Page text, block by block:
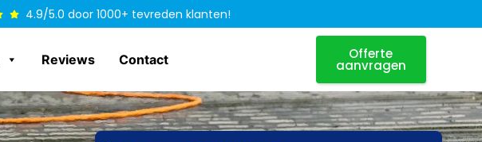
4.9/5.0 door 1000+ tevreden klanten!
Reviews Contact Offerte
aanvragen